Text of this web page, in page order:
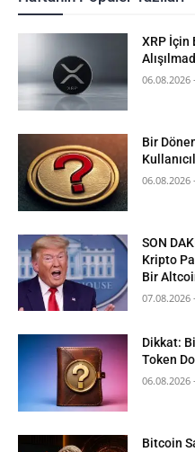
XRP İçin
06.08.2026
Bir
06.08.2026
SON
Kripto
Bir
07.08.2026
Dikkat:
Token
06.08.2026
Bitcoin